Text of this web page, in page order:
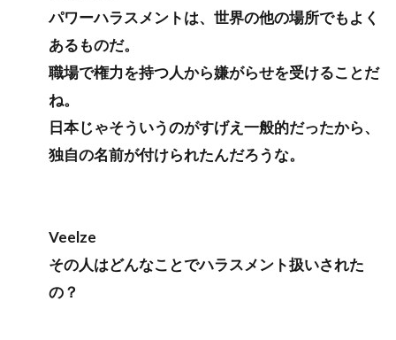
パワーハラスメントは、世界の他の場所でもよく
あるものだ。
職場で権力を持つ人から嫌がらせを受けることだ
ね。
日本じゃそういうのがすげえ一般的だったから、
独自の名前が付けられたんだろうな。
Veelze
その人はどんなことでハラスメント扱いされた
の？